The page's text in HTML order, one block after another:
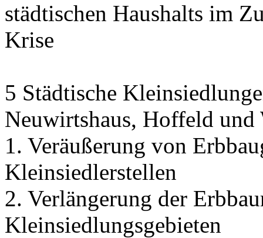
städtischen Haushalts im
Krise
5 Städtische
Neuwirtshaus, Hoffeld und
1. Veräußerung von
Kleinsiedlerstellen
2. Verlängerung der
Kleinsiedlungsgebieten